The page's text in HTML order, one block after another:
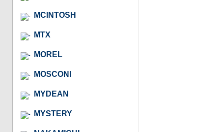
MCINTOSH
MTX
MOREL
MOSCONI
MYDEAN
MYSTERY